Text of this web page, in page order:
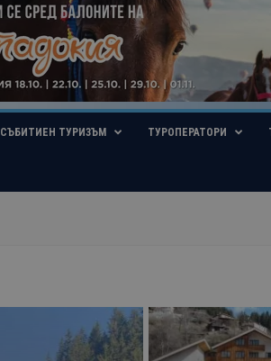
СЪБИТИЕН ТУРИЗЪМ ТУРОПЕРАТОРИ